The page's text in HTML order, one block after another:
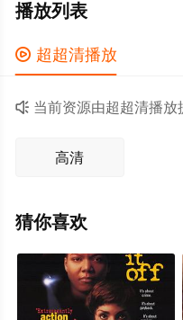
播放列表
 超超清播放
 当前资源由超超清播放
高清
猜你喜欢